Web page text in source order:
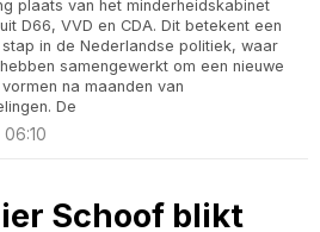
plaats van het minderheidskabinet
D66, VVD en CDA. Dit betekent een
in de Nederlandse politiek, waar
samengewerkt om een nieuwe
na maanden van
De
Schoof blikt